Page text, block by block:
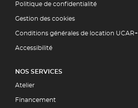
Politique de confidentialité
Gestion des cookies
Conditions générales de location UCAR+
Accessibilité
NOS SERVICES
Atelier
Financement